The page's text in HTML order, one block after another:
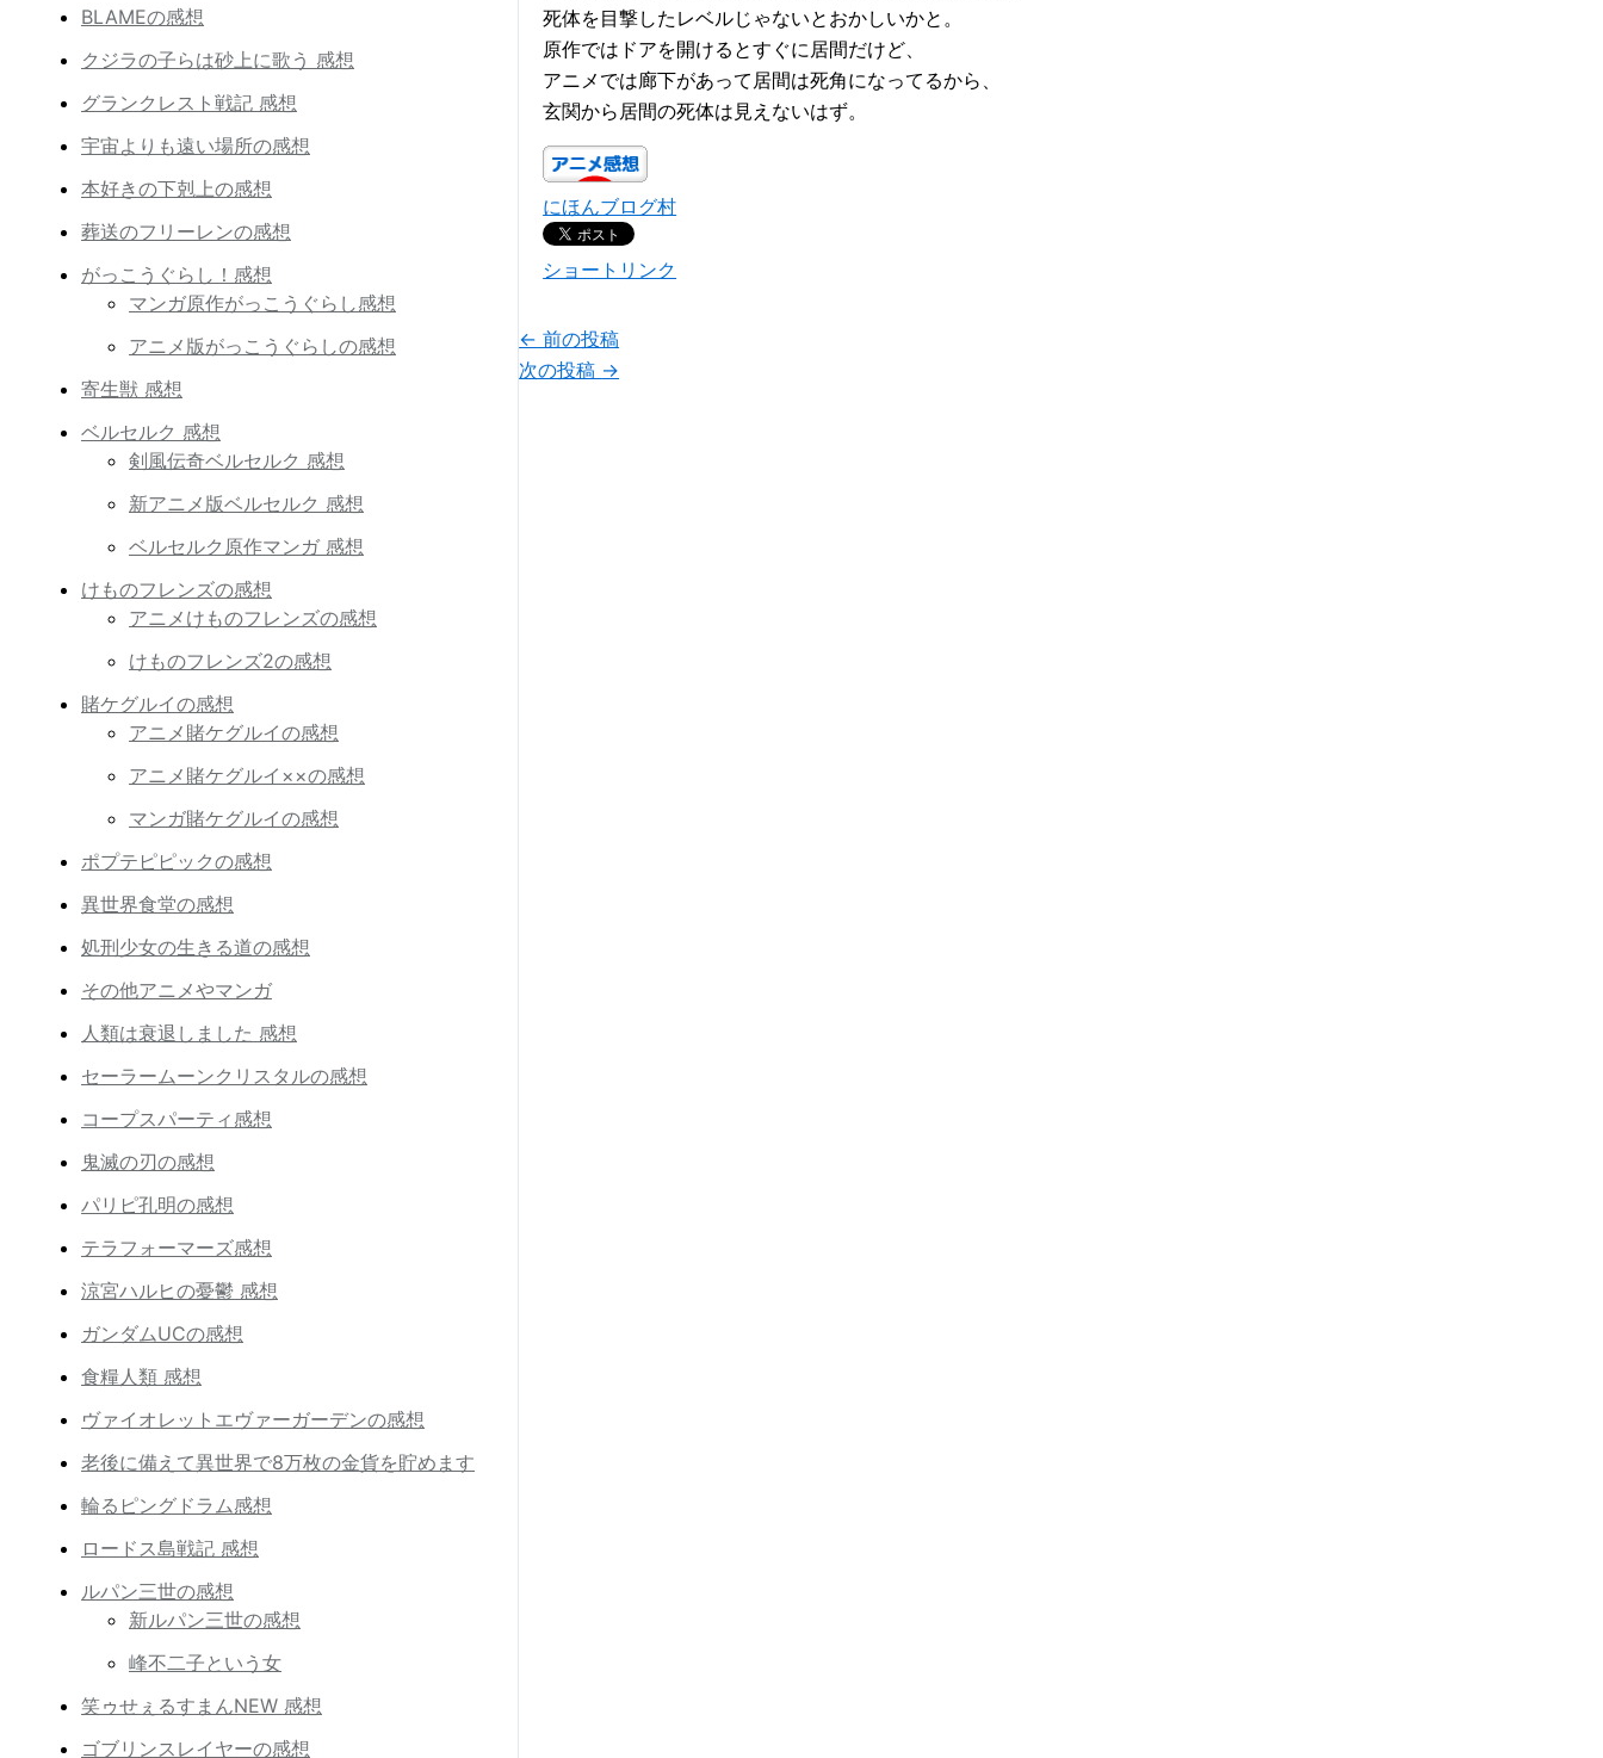
BLAMEの感想
クジラの子らは砂上に歌う 感想
グランクレスト戦記 感想
宇宙よりも遠い場所の感想
本好きの下剋上の感想
葬送のフリーレンの感想
がっこうぐらし！感想
マンガ原作がっこうぐらし感想
アニメ版がっこうぐらしの感想
寄生獣 感想
ベルセルク 感想
剣風伝奇ベルセルク 感想
新アニメ版ベルセルク 感想
ベルセルク原作マンガ 感想
けものフレンズの感想
アニメけものフレンズの感想
けものフレンズ2の感想
賭ケグルイの感想
アニメ賭ケグルイの感想
アニメ賭ケグルイ××の感想
マンガ賭ケグルイの感想
ポプテピピックの感想
異世界食堂の感想
処刑少女の生きる道の感想
その他アニメやマンガ
人類は衰退しました 感想
セーラームーンクリスタルの感想
コープスパーティ感想
鬼滅の刃の感想
パリピ孔明の感想
テラフォーマーズ感想
涼宮ハルヒの憂鬱 感想
ガンダムUCの感想
食糧人類 感想
ヴァイオレットエヴァーガーデンの感想
老後に備えて異世界で8万枚の金貨を貯めます
輪るピングドラム感想
ロードス島戦記 感想
ルパン三世の感想
新ルパン三世の感想
峰不二子という女
笑ゥせぇるすまんNEW 感想
ゴブリンスレイヤーの感想
死体を目撃したレベルじゃないとおかしいかと。
原作ではドアを開けるとすぐに居間だけど、
アニメでは廊下があって居間は死角になってるから、
玄関から居間の死体は見えないはず。
にほんブログ村
ショートリンク
← 前の投稿
次の投稿 →